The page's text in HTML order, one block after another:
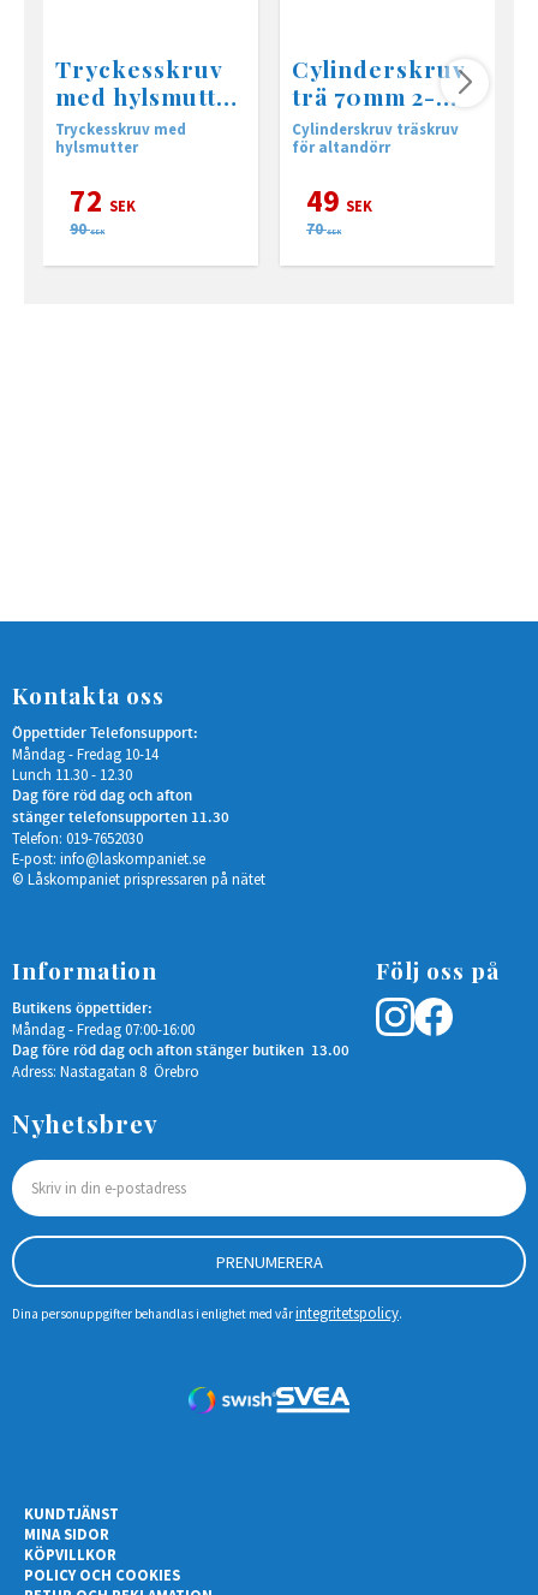
Tryckesskruv
med hylsmutter
M5 2-p
Tryckesskruv med
hylsmutter
72 SEK
90 SEK
Cylinderskruv
trä 70mm 2-
pack
Cylinderskruv träskruv
för altandörr
49 SEK
70 SEK
Kontakta oss
Öppettider Telefonsupport:
Måndag - Fredag 10-14
Lunch 11.30 - 12.30
Dag före röd dag och afton
stänger telefonsupporten 11.30
Telefon: 019-7652030
E-post: info@laskompaniet.se
© Låskompaniet prispressaren på nätet
Information
Butikens öppettider:
Måndag - Fredag 07:00-16:00
Dag före röd dag och afton stänger butiken 13.00
Adress: Nastagatan 8 Örebro
Följ oss på
Nyhetsbrev
PRENUMERERA
Dina personuppgifter behandlas i enlighet med vårintegritetspolicy.
KUNDTJÄNST
MINA SIDOR
KÖPVILLKOR
POLICY OCH COOKIES